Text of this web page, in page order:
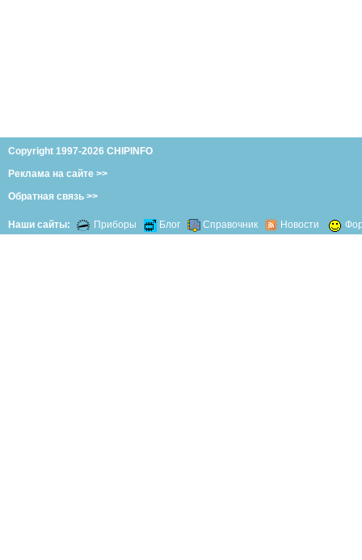
Copyright 1997-2026 CHIPINFO
Реклама на сайте >>
Обратная связь >>
Наши сайты: Приборы Блог Справочник Новости